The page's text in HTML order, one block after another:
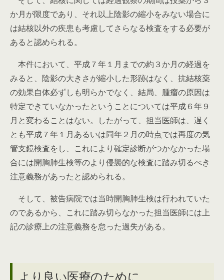
か月が限度であり、それ以上陰影の縮小をみない場合に
は結核以外の疾患も考慮してさらなる検査をする必要が
あると認められる。
本件において、平成７年１月までの約３か月の経過を
みると、陰影の大きさが縮小した形跡はなく、抗結核薬
の効果自体必ずしも明らかでなく、結局、腫瘤の原因は
特定できていなかったということについては平成６年９
月と変わることはない。したがって、担当医師は、遅く
とも平成７年１月あるいは同年２月の時点では再度の気
管支鏡検査をし、これにより確定診断がつかなかった場
合には開胸肺生検等のより侵襲的な検査に踏み切るべき
注意義務があったと認められる。
そして、被告病院では当時開胸肺生検は行われていた
のであるから、これに踏み切らなかった担当医師には上
記の診療上の注意義務を怠った過失がある。
より良い医療のために